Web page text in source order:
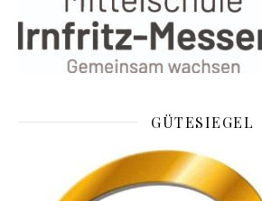
GÜTESIEGEL